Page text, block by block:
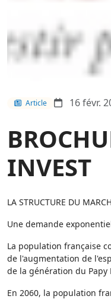
Article 16 févr.
INVEST
LA STRUCTURE DU
Une demande
La population française
de l'augmentation de
de la génération du Papy
En 2060, la population